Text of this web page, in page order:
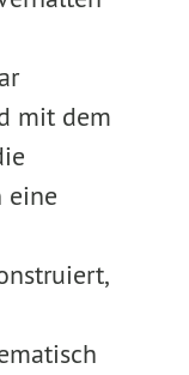
mit dem
eine